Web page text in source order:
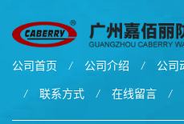
公司首页 / 公司介绍 / 公司
/ 联系方式 / 在线留言 /